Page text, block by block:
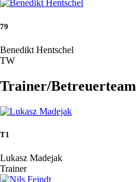
79
Benedikt Hentschel
TW
Trainer/Betreuerteam
T1
Lukasz Madejak
Trainer